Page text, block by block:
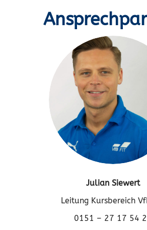
Julian Siewert
Leitung Kursbereich
0151 – 27 17 54